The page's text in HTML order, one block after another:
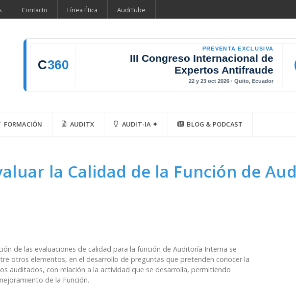
Contacto Línea Ética AudiTube
C360
PREVENTA EXCLUSIVA
III Congreso Internacional de
Expertos Antifraude
22 y 23 oct 2026 · Quito, Ecuador
FORMACIÓN AUDITX AUDIT-IA ✦ BLOG & PODCAST
la Calidad de la Función de
de las evaluaciones de calidad para la función de Auditoría Interna se
otros elementos, en el desarrollo de preguntas que pretenden conocer la
auditados, con relación a la actividad que se desarrolla, permitiendo
de la Función.